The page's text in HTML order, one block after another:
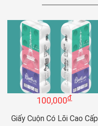
100,000đ
Giấy Cuộn Có Lõi Cao Cấp